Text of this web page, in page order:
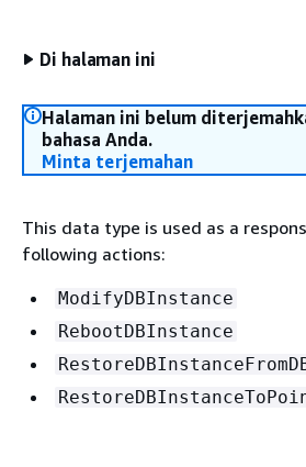
Di halaman ini
Halaman ini belum
bahasa Anda.
Minta terjemahan
This data type is used as a
following actions:
ModifyDBInstance
RebootDBInstance